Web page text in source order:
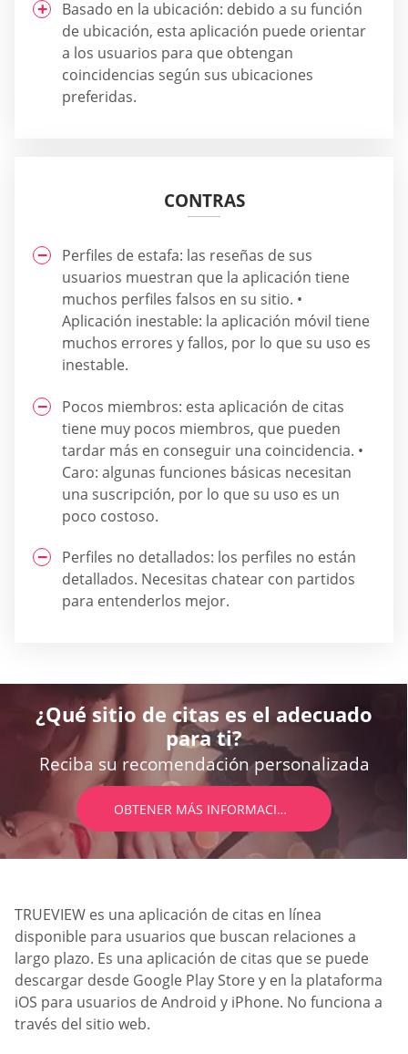
Basado en la ubicación: debido a su función
de ubicación, esta aplicación puede orientar
a los usuarios para que obtengan
coincidencias según sus ubicaciones
preferidas.
CONTRAS
Perfiles de estafa: las reseñas de sus
usuarios muestran que la aplicación tiene
muchos perfiles falsos en su sitio. •
Aplicación inestable: la aplicación móvil tiene
muchos errores y fallos, por lo que su uso es
inestable.
Pocos miembros: esta aplicación de citas
tiene muy pocos miembros, que pueden
tardar más en conseguir una coincidencia. •
Caro: algunas funciones básicas necesitan
una suscripción, por lo que su uso es un
poco costoso.
Perfiles no detallados: los perfiles no están
detallados. Necesitas chatear con partidos
para entenderlos mejor.
¿Qué sitio de citas es el adecuado
para ti?
Reciba su recomendación personalizada
OBTENER MÁS INFORMACIÓN
TRUEVIEW es una aplicación de citas en línea
disponible para usuarios que buscan relaciones a
largo plazo. Es una aplicación de citas que se puede
descargar desde Google Play Store y en la plataforma
iOS para usuarios de Android y iPhone. No funciona a
través del sitio web.